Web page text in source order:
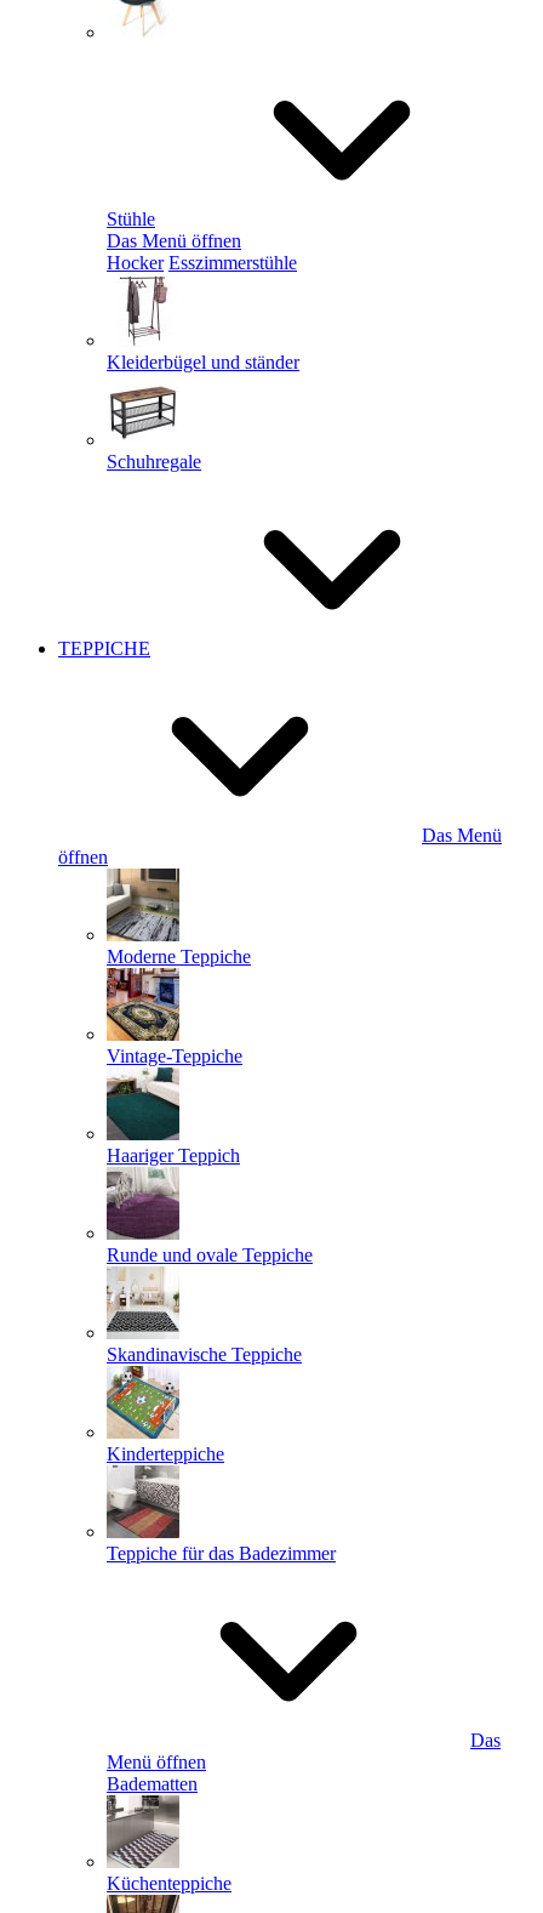
Stühle
Das Menü öffnen
Hocker Esszimmerstühle
Kleiderbügel und ständer
Schuhregale
TEPPICHE
Das Menü
öffnen
Moderne Teppiche
Vintage-Teppiche
Haariger Teppich
Runde und ovale Teppiche
Skandinavische Teppiche
Kinderteppiche
Teppiche für das Badezimmer
Das
Menü öffnen
Badematten
Küchenteppiche